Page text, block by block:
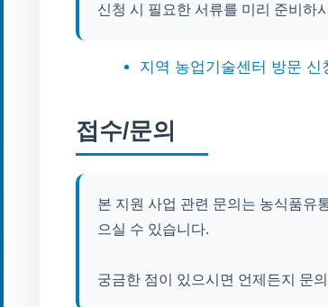
신청 시 필요한 서류를 미리 준비하
지역 농업기술센터 방문 신
접수/문의
본 지원 사업 관련 문의는 농식품유
으실 수 있습니다.
궁금한 점이 있으시면 언제든지 문